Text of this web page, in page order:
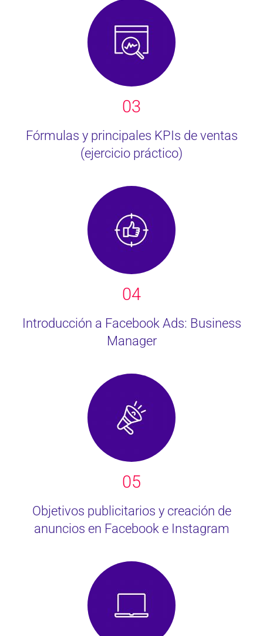
03
Fórmulas y principales KPIs de ventas
(ejercicio práctico)
04
Introducción a Facebook Ads: Business
Manager
05
Objetivos publicitarios y creación de
anuncios en Facebook e Instagram